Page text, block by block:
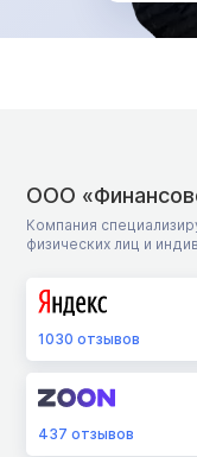
ООО
Компания
физических лиц и
1030 отзывов
437 отзывов